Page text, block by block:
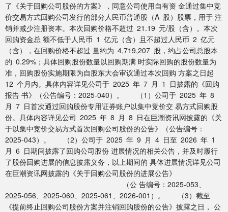
了《关于回购公司股份的方案》，同意公司使用自有资 金通过集中竞
价交易方式回购公司发行的部分人民币普通股（A 股）股票，用于 注
销并减少注册资本。本次回购价格不超过 21.19 元/股（含）。本次
回购资金总 额不低于人民币 1 亿元（含）且不超过人民币 2 亿元
（含），在回购价格不超过 量约为 4,719,207 股，约占公司总股本
的 0.29%；具体回购股份数量以回购期满 时实际回购的股份数量为
准，回购股份实施期限为自股东大会审议通过本次回购 方案之日起
12 个月内。具体内容详见公司于 2025 年 7 月 1 日披露的《回购
报告 书》（公告编号：2025-040）。 （1）公司于 2025 年 8
月 7 日首次通过回购股份专用证券账户以集中竞价交 易方式回购股
份。具体内容详见公司 2025 年 8 月 8 日在巨潮资讯网披露的《关
于以集中竞价交易方式首次回购公司股份的公告》（公告编号：
2025-043）。 （2）公司于 2025 年 9 月 4 日至 2026 年 1
月 6 日期间披露了回购公司股份 进展情况的相关公告，并及时履行
了股份回购进展的信息披露义务，以上期间的 具体进展情况详见公司
在巨潮资讯网披露的《关于回购公司股份的进展公告》
（公 告编号：2025-053、
2025-056、2025-060、2025-061、2026-001）。 （3）截至
《提前终止回购公司股份方案并注销回购股份的公告》披露之日， 公